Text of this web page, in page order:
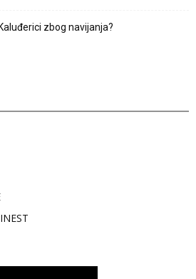
zbog navijanja?